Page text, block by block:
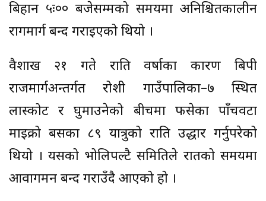
बिहान ५ः०० बजेसम्मको समयमा अनिश्चितकालीन
रागमार्ग बन्द गराइएको थियो ।
वैशाख २१ गते राति वर्षाका कारण बिपी
राजमार्गअन्तर्गत रोशी गाउँपालिका–७ स्थित
लास्कोट र घुमाउनेको बीचमा फसेका पाँचवटा
माइक्रो बसका ८९ यात्रुको राति उद्धार गर्नुपरेको
थियो । यसको भोलिपल्टै समितिले रातको समयमा
आवागमन बन्द गराउँदै आएको हो ।